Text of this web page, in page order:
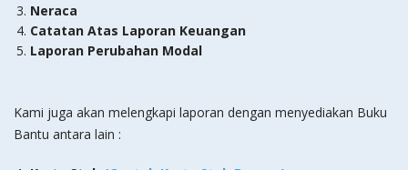
Neraca
Catatan Atas Laporan Keuangan
Laporan Perubahan Modal
Kami juga akan melengkapi laporan dengan menyediakan Buku
Bantu antara lain :